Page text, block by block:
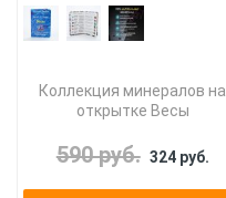
Коллекция минералов на
открытке Весы
590 руб. 324 руб.